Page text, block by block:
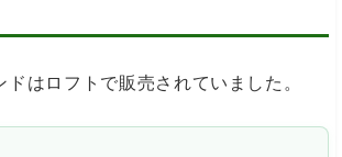
はロフトで販売されていました。